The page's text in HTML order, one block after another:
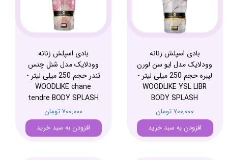
بادی اسپلش زنانه
وودلایک مدل ایو سن لورن
لیبره حجم 250 میلی لیتر -
WOODLIKE YSL LIBR
BODY SPLASH
۷۰۰,۰۰۰ تومان
افزودن به سبد خرید
بادی اسپلش زنانه
وودلایک مدل شنل چنس
تندر حجم 250 میلی لیتر -
WOODLIKE chane
tendre BODY SPLASH
۷۰۰,۰۰۰ تومان
افزودن به سبد خرید